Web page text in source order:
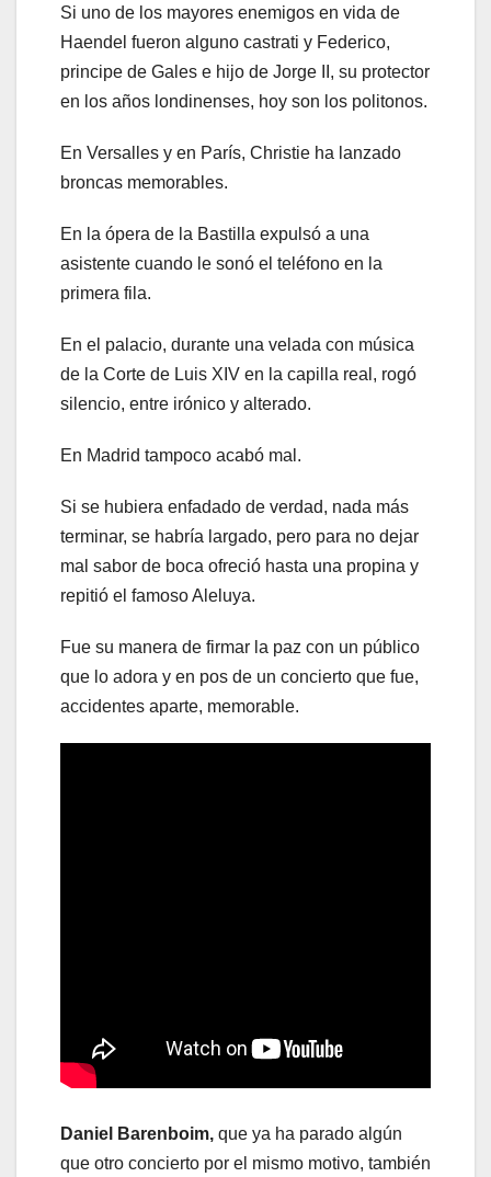
Si uno de los mayores enemigos en vida de
Haendel fueron alguno castrati y Federico,
principe de Gales e hijo de Jorge II, su protector
en los años londinenses, hoy son los politonos.
En Versalles y en París, Christie ha lanzado
broncas memorables.
En la ópera de la Bastilla expulsó a una
asistente cuando le sonó el teléfono en la
primera fila.
En el palacio, durante una velada con música
de la Corte de Luis XIV en la capilla real, rogó
silencio, entre irónico y alterado.
En Madrid tampoco acabó mal.
Si se hubiera enfadado de verdad, nada más
terminar, se habría largado, pero para no dejar
mal sabor de boca ofreció hasta una propina y
repitió el famoso Aleluya.
Fue su manera de firmar la paz con un público
que lo adora y en pos de un concierto que fue,
accidentes aparte, memorable.
Daniel Barenboim, que ya ha parado algún
que otro concierto por el mismo motivo, también